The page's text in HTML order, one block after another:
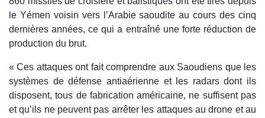
le Yémen voisin vers l’Arabie saoudite au cours des cinq
dernières années, ce qui a entraîné une forte réduction de
production du brut.
« Ces attaques ont fait comprendre aux Saoudiens que les
systèmes de défense antiaérienne et les radars dont ils
disposent, tous de fabrication américaine, ne suffisent pas
et qu’ils ne peuvent pas arrêter les attaques au drone et au